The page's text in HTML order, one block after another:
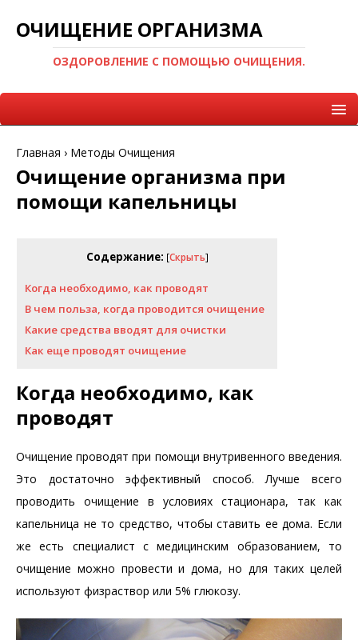
ОЧИЩЕНИЕ ОРГАНИЗМА
ОЗДОРОВЛЕНИЕ С ПОМОЩЬЮ ОЧИЩЕНИЯ.
Главная › Методы Очищения
Очищение организма при
помощи капельницы
Содержание: [Скрыть]
Когда необходимо, как проводят
В чем польза, когда проводится очищение
Какие средства вводят для очистки
Как еще проводят очищение
Когда необходимо, как
проводят
Очищение проводят при помощи внутривенного введения.
Это достаточно эффективный способ. Лучше всего
проводить очищение в условиях стационара, так как
капельница не то средство, чтобы ставить ее дома. Если
же есть специалист с медицинским образованием, то
очищение можно провести и дома, но для таких целей
используют физраствор или 5% глюкозу.